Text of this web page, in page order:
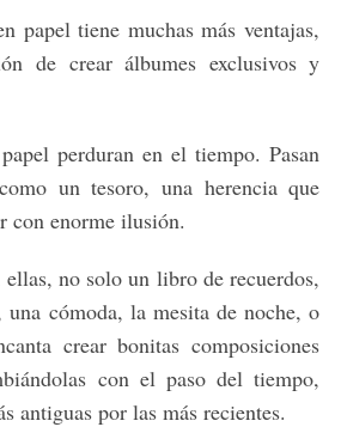
papel tiene muchas más ventajas,
de crear álbumes exclusivos y
perduran en el tiempo. Pasan
un tesoro, una herencia que
con enorme ilusión.
no solo un libro de recuerdos,
una cómoda, la mesita de noche, o
crear bonitas composiciones
con el paso del tiempo,
antiguas por las más recientes.